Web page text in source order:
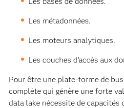
Les métadonnées.
Les moteurs analytiques.
Les couches d'accès aux
Pour être une plate-forme de
complète qui génère une forte
data lake nécessite de